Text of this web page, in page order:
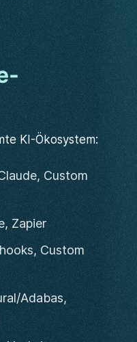
KI-Ökosystem:
Custom
Zapier
Custom
Adabas,